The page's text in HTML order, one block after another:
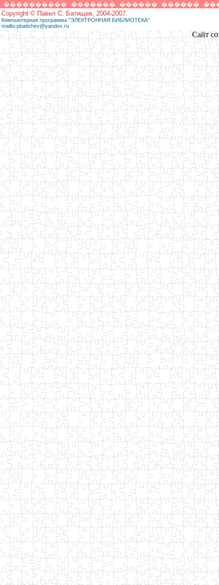
���������� ������� ������ ������
Copyright © Павел С. Батищев, 2004-2007.
Компьютерная программа "ЭЛЕКТРОННАЯ БИБЛИОТЕКА"
mailto:pbatishev@yandex.ru
Сайт